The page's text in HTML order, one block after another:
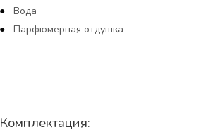
Вода
Парфюмерная отдушка
Комплектация: